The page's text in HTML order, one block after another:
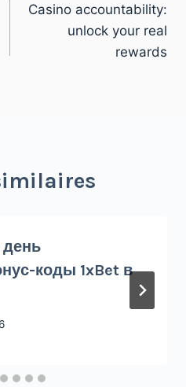
Casino accountability:
unlock your real
rewards
коды 1xBet в